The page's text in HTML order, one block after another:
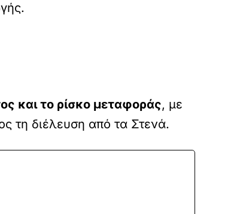
και το ρίσκο μεταφοράς, με
τη διέλευση από τα Στενά.